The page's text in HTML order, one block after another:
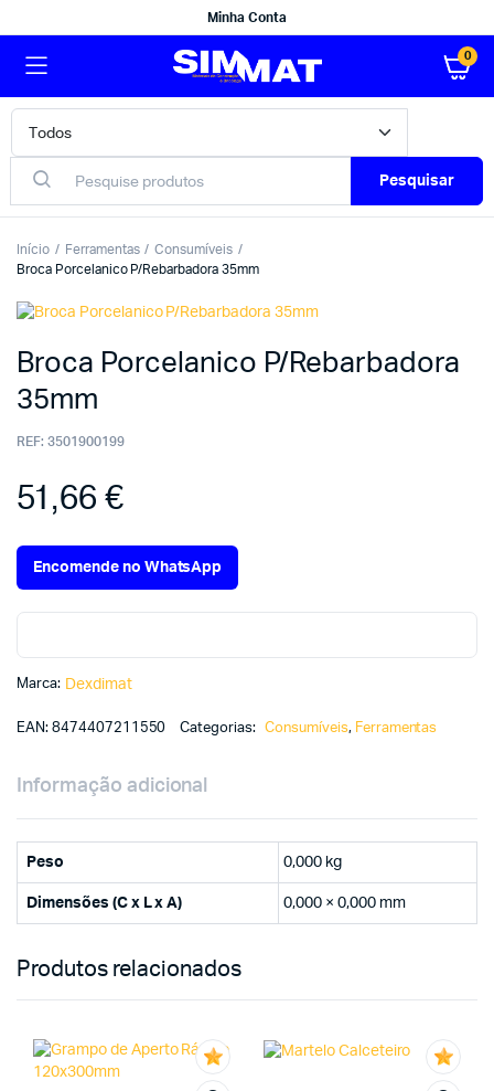
Minha Conta
0
Pesquisar
Início Ferramentas
Consumíveis
Broca Porcelanico P/Rebarbadora 35mm
Broca Porcelanico P/Rebarbadora
35mm
REF: 3501900199
51,66€
Encomende no WhatsApp
Marca: Dexdimat
EAN: 8474407211550 Categorias: Consumíveis, Ferramentas
Informação adicional
Peso 0,000 kg
Dimensões (C x L x A) 0,000 × 0,000 mm
Produtos relacionados